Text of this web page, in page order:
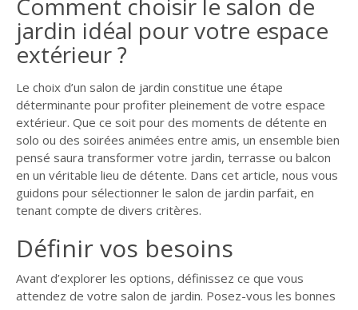
ENTRETIEN
PARTENAIRES
LIGNE JARDIN
INFO PAYSAGISTE
GUIDE JARDIN ET
PAYSAGE
GUIDE JARDIN
COMPAGNIE
Comment choisir le salon de
jardin idéal pour votre espace
extérieur ?
Le choix d’un salon de jardin constitue une étape
déterminante pour profiter pleinement de votre espace
extérieur. Que ce soit pour des moments de détente en
solo ou des soirées animées entre amis, un ensemble bien
pensé saura transformer votre jardin, terrasse ou balcon
en un véritable lieu de détente. Dans cet article, nous vous
guidons pour sélectionner le salon de jardin parfait, en
tenant compte de divers critères.
Définir vos besoins
Avant d’explorer les options, définissez ce que vous
attendez de votre salon de jardin. Posez-vous les bonnes